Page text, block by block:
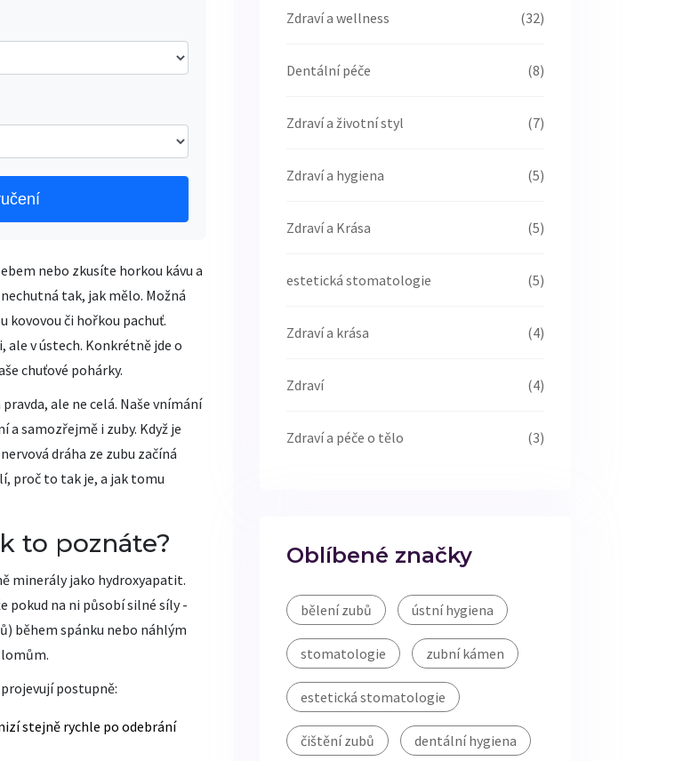
nebo zkusíte horkou kávu a
tak, jak mělo. Možná
kovovou či hořkou pachuť.
ale v ústech. Konkrétně jde o
chuťové pohárky.
ale ne celá. Naše vnímání
samozřejmě i zuby. Když je
dráha ze zubu začíná
proč to tak je, a jak tomu
to poznáte?
minerály jako hydroxyapatit.
pokud na ni působí silné síly -
během spánku nebo náhlým
postupně:
stejně rychle po odebrání
Zdraví a wellness (32)
Dentální péče (8)
Zdraví a životní styl (7)
Zdraví a hygiena (5)
Zdraví a Krása (5)
estetická stomatologie (5)
Zdraví a krása (4)
Zdraví (4)
Zdraví a péče o tělo (3)
Oblíbené značky
bělení zubů ústní hygiena
stomatologie zubní kámen
estetická stomatologie
čištění zubů dentální hygiena